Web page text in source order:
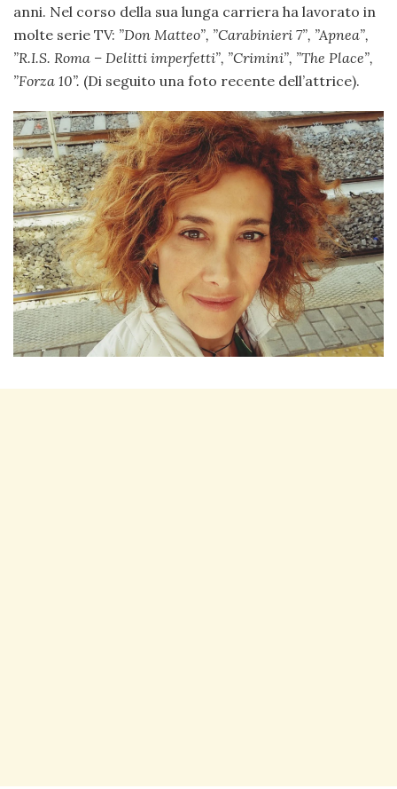
anni. Nel corso della sua lunga carriera ha lavorato in
molte serie TV: ”Don Matteo”, ”Carabinieri 7”, ”Apnea”,
”R.I.S. Roma – Delitti imperfetti”, ”Crimini”, ”The Place”,
”Forza 10”. (Di seguito una foto recente dell’attrice).